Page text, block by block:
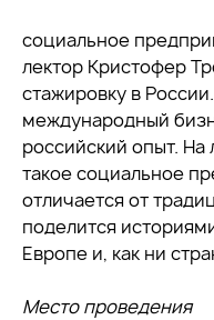
социальное
лектор Кристофер
стажировку в
международный
российский опыт. На
такое социальное
отличается от
поделится
Европе и, как ни
Место проведения